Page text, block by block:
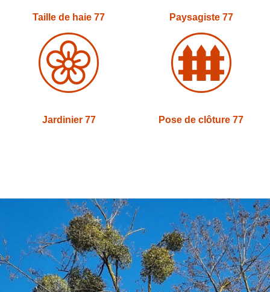
Taille de haie 77 Paysagiste 77
Jardinier 77 Pose de clôture 77